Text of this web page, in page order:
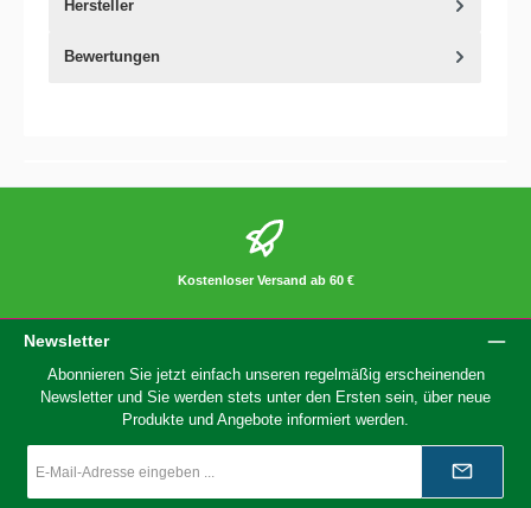
Hersteller
Bewertungen
Kostenloser Versand ab 60 €
Newsletter
Abonnieren Sie jetzt einfach unseren regelmäßig erscheinenden
Newsletter und Sie werden stets unter den Ersten sein, über neue
Produkte und Angebote informiert werden.
Mail-
*